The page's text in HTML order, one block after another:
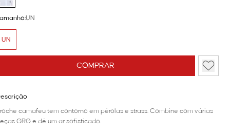
COMPRAR
UN
UN
camafeu tem contorno em pérolas e strass. Combine com várias
GRG e dê um ar sofisticado.